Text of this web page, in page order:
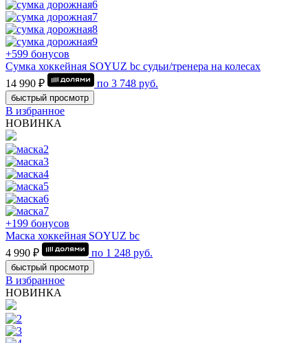
+599 бонусов
Сумка хоккейная SOYUZ bc судьи/тренера на колесах
14 990 ₽
по 3 748 руб.
быстрый просмотр
В избранное
НОВИНКА
+199 бонусов
Маска хоккейная SOYUZ bc
4 990 ₽
по 1 248 руб.
быстрый просмотр
В избранное
НОВИНКА